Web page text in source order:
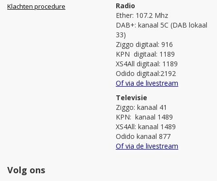
Klachten procedure
Radio
Ether: 107.2 Mhz
DAB+: kanaal 5C (DAB lokaal
33)
Ziggo digitaal: 916
KPN digitaal: 1189
XS4All digitaal: 1189
Odido digitaal:2192
Of via de livestream
Televisie
Ziggo: kanaal 41
KPN: kanaal 1489
XS4All: kanaal 1489
Odido kanaal 877
Of via de livestream
Volg ons